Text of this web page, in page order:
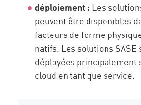
déploiement : Les
peuvent être disponibles
facteurs de forme
natifs. Les solutions SASE
déployées principalement
cloud en tant que service.